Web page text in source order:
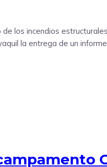
los incendios
la entrega de un